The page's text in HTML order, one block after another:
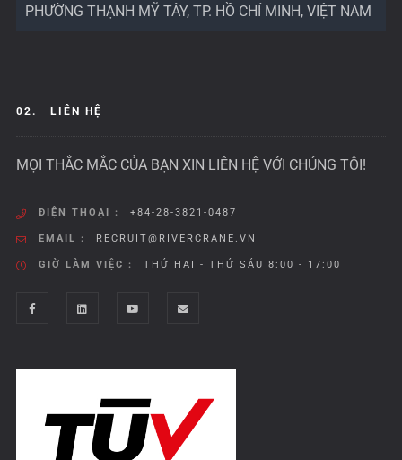
PHƯỜNG THẠNH MỸ TÂY, TP. HỒ CHÍ MINH, VIỆT NAM
02. LIÊN HỆ
MỌI THẮC MẮC CỦA BẠN XIN LIÊN HỆ VỚI CHÚNG TÔI!
ĐIỆN THOẠI : +84-28-3821-0487
EMAIL : RECRUIT@RIVERCRANE.VN
GIỜ LÀM VIỆC : THỨ HAI - THỨ SÁU 8:00 - 17:00